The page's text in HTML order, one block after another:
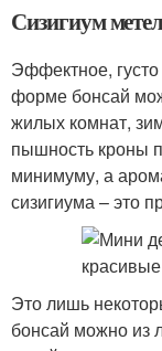
Сизигиум
Эффектное,
форме бонсай
жилых комнат,
пышность кроны
минимуму, а
сизигиума – это
Это лишь
бонсай можно из